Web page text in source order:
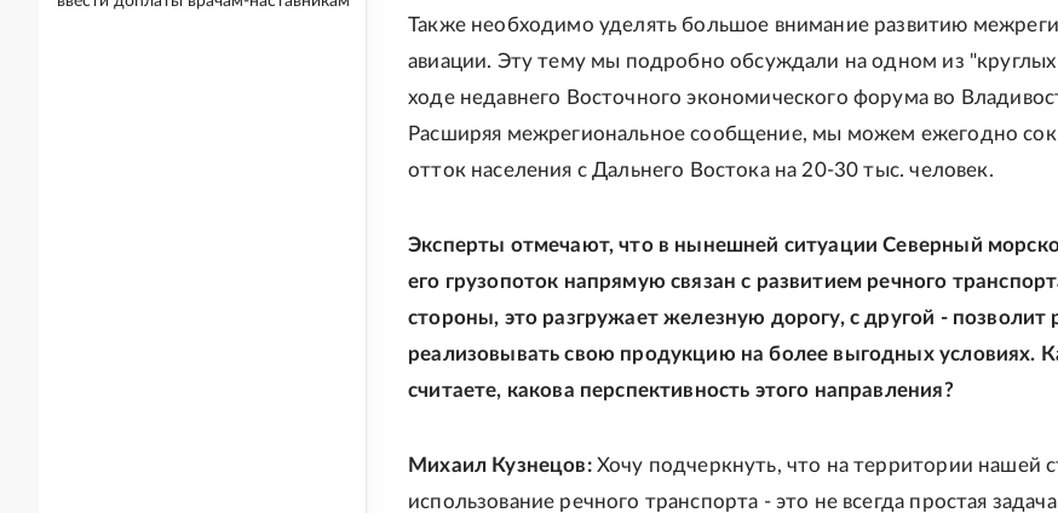
Также необходимо уделять большое внимание развитию
авиации. Эту тему мы подробно обсуждали на одном из "круглых
ходе недавнего Восточного экономического форума во
Расширяя межрегиональное сообщение, мы можем ежегодно
отток населения с Дальнего Востока на 20-30 тыс. человек.
Эксперты отмечают, что в нынешней ситуации Северный
его грузопоток напрямую связан с развитием речного
стороны, это разгружает железную дорогу, с другой - позволит
реализовывать свою продукцию на более выгодных условиях.
считаете, какова перспективность этого направления?
Михаил Кузнецов:Хочу подчеркнуть, что на территории нашей
использование речного транспорта - это не всегда простая